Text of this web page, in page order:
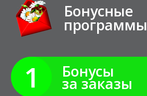
Бонусные
программы
1 Бонусы
за заказы